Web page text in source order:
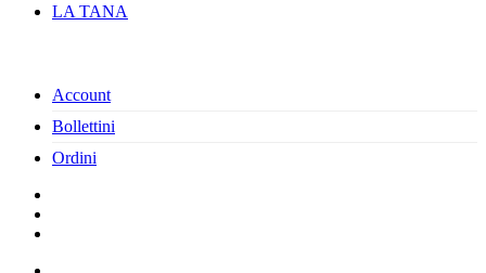
LA TANA
Account
Bollettini
Ordini